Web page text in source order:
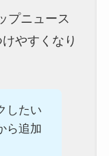
プニュース
やすくなり
したい
ら追加